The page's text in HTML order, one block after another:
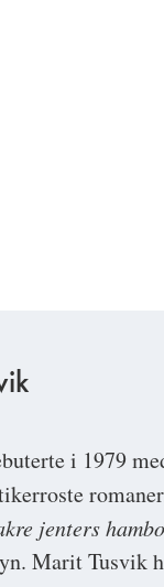
i 1979
jenters hambo
Marit Tusvik